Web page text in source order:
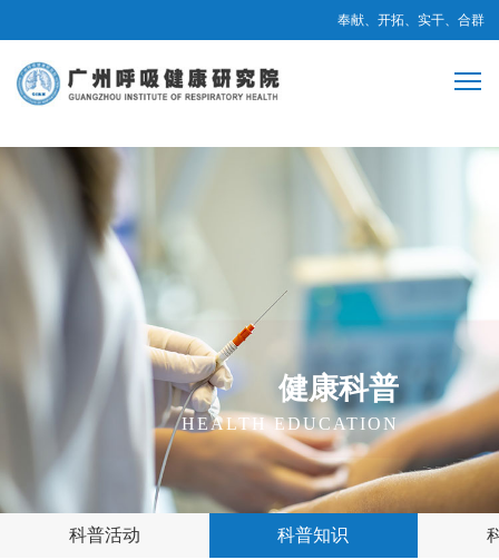
奉献、开拓、实干、合群
健康科普
HEALTH EDUCATION
科普活动 科普知识